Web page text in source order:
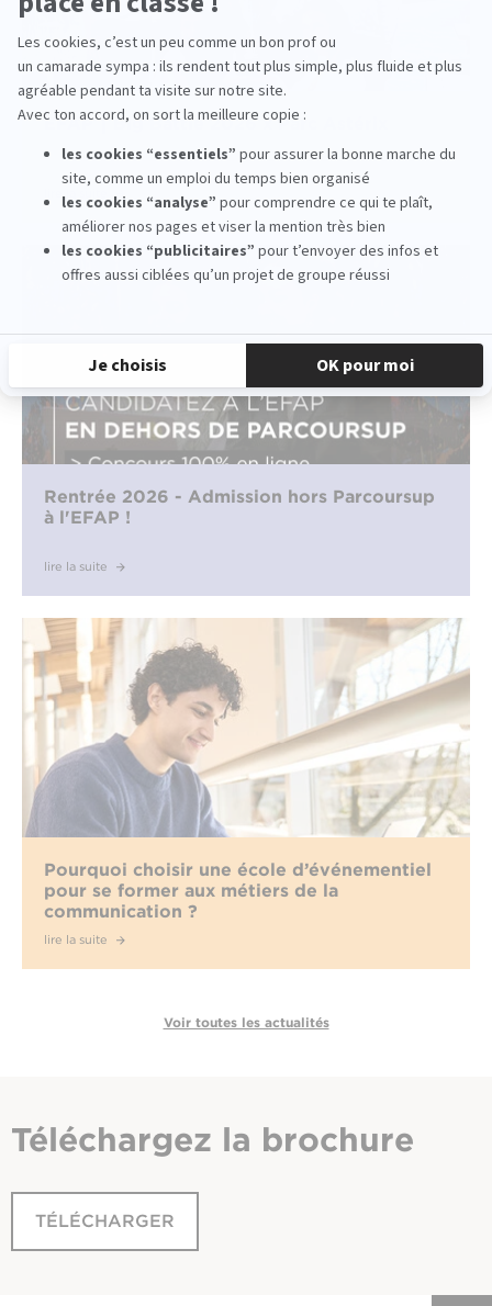
EFAP ⎮ Big Battle 2026 x Parc Astérix
lire la suite
Rentrée 2026 - Admission hors Parcoursup
à l'EFAP !
lire la suite
Pourquoi choisir une école d’événementiel
pour se former aux métiers de la
communication ?
lire la suite
Voir toutes les actualités
Téléchargez la brochure
TÉLÉCHARGER